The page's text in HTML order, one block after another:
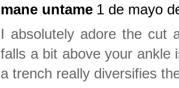
mane untame 1 de mayo
I absolutely adore the cut
falls a bit above your ankle
a trench really diversifies